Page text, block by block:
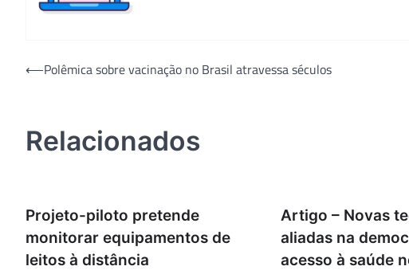
Navegação
⟵Polêmica sobre vacinação no Brasil atravessa séculos
Relacionados
Projeto-piloto pretende
monitorar equipamentos de
leitos à distância
Artigo – Novas
aliadas na
acesso à saúde